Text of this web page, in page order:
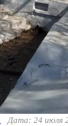
Дата: 24 июля